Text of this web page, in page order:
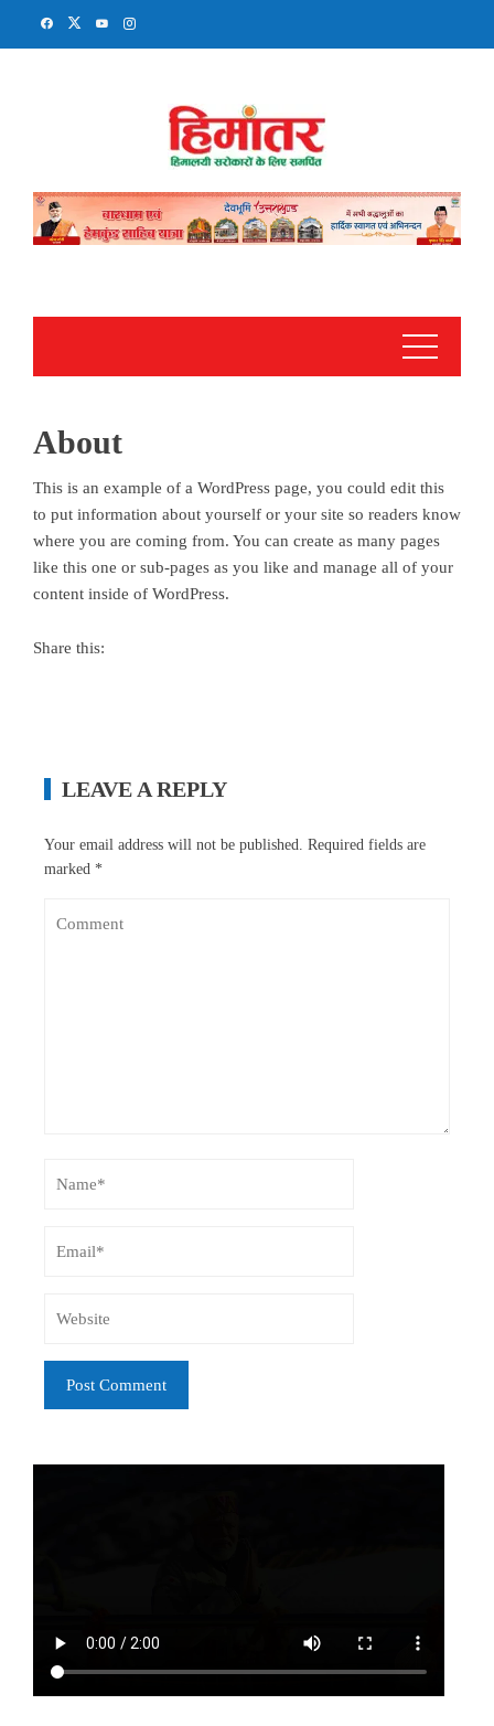
About
This is an example of a WordPress page, you could edit this
to put information about yourself or your site so readers know
where you are coming from. You can create as many pages
like this one or sub-pages as you like and manage all of your
content inside of WordPress.
Share this:
LEAVE A REPLY
Your email address will not be published.
Required fields are
marked *